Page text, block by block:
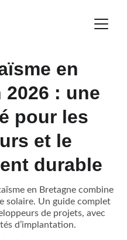
en
2026 : une
pour les
et le
durable
en Bretagne combine
solaire. Un guide complet
de projets, avec
d’implantation.